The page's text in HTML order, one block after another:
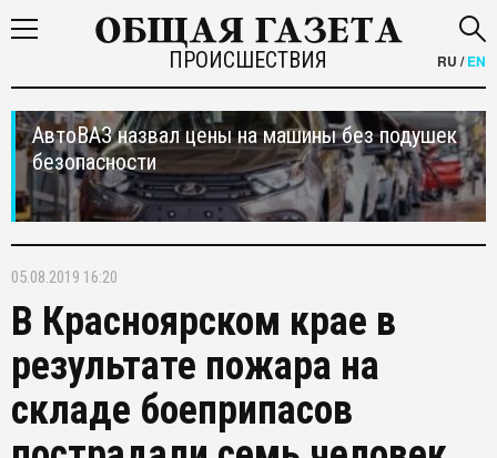
ПРОИСШЕСТВИЯ RU /EN
АвтоВАЗ назвал цены на машины без подушек
безопасности
05.08.2019 16:20
В Красноярском крае в
результате пожара на
складе боеприпасов